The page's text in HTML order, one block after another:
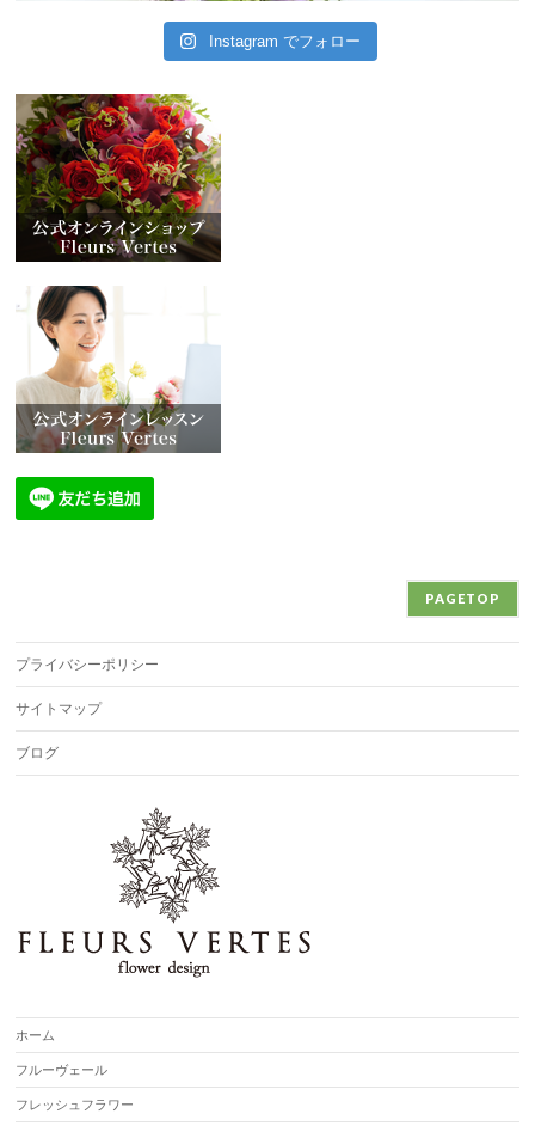
Instagram でフォロー
PAGETOP
プライバシーポリシー
サイトマップ
ブログ
ホーム
フルーヴェール
フレッシュフラワー